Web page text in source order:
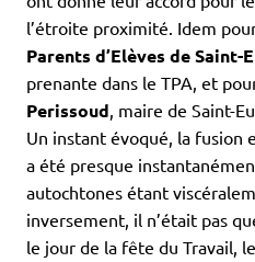
l’étroite proximité. Idem pour
Parents d’Elèves de Saint-
prenante dans le TPA, et
Perissoud, maire de Saint-
Un instant évoqué, la fusion
a été presque
autochtones étant
inversement, il n’était pas
le jour de la fête du Travail,